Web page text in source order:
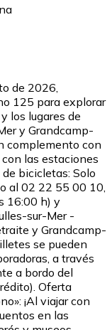
de 2026,
125 para explorar
los lugares de
y Grandcamp-
complemento con
las estaciones
bicicletas: Solo
al 02 22 55 00 10,
16:00 h) y
sur-Mer -
y Grandcamp-
se pueden
a través
a bordo del
Oferta
¡Al viajar con
en las